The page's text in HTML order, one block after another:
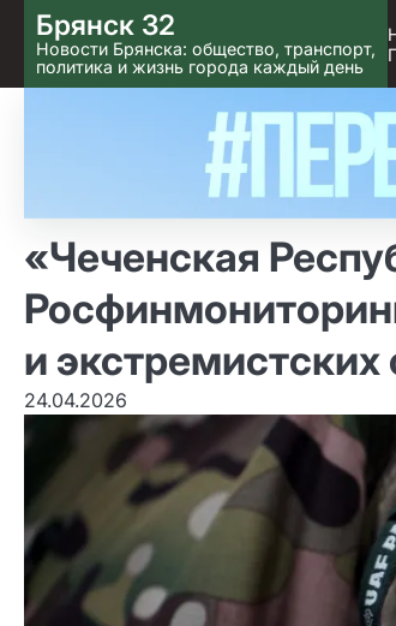
Skip
to content
Брянск 32
Новости Брянска: общество, транспорт,
политика и жизнь города каждый день
«Чеченская
и экстремистских
24.04.2026